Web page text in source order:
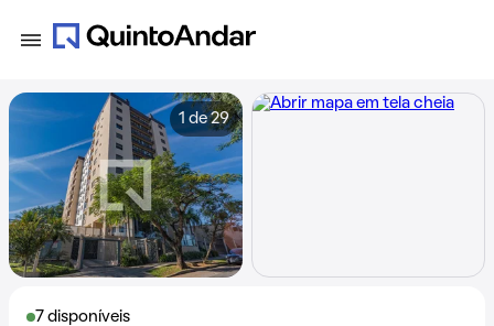
7 disponíveis
1 de 29